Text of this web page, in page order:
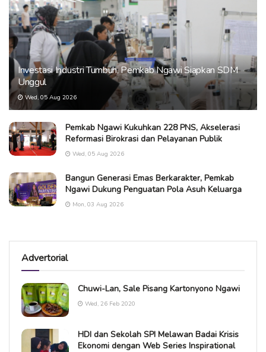
Investasi Industri Tumbuh, Pemkab Ngawi Siapkan SDM
Unggul
Wed, 05 Aug 2026
Pemkab Ngawi Kukuhkan 228 PNS, Akselerasi
Reformasi Birokrasi dan Pelayanan Publik
Wed, 05 Aug 2026
Bangun Generasi Emas Berkarakter, Pemkab
Ngawi Dukung Penguatan Pola Asuh Keluarga
Mon, 03 Aug 2026
Advertorial
Chuwi-Lan, Sale Pisang Kartonyono Ngawi
Wed, 26 Feb 2020
HDI dan Sekolah SPI Melawan Badai Krisis
Ekonomi dengan Web Series Inspirational